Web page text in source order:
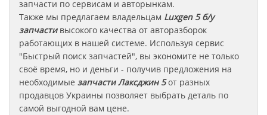
запчасти по сервисам и авторынкам.
Также мы предлагаем владельцам Luxgen 5б/у
запчастивысокого качества от авторазборок
работающих в нашей системе. Используя сервис
"Быстрый поиск запчастей", вы экономите не только
своё время, но и деньги - получив предложения на
необходимые запчастиЛаксджин 5от разных
продавцов Украины позволяет выбрать деталь по
самой выгодной вам цене.